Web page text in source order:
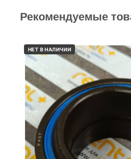
Рекомендуемые
НЕТ В НАЛИЧИИ